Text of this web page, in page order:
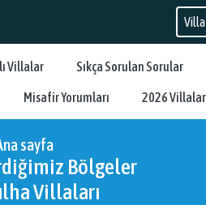
Villalar Sıkça Sorulan Sorular
Misafir Yorumları 2026
sayfa
Bölgeler
Villaları